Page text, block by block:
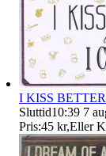
I KISS
Sluttid10:39 7
Pris:45 kr,Eller